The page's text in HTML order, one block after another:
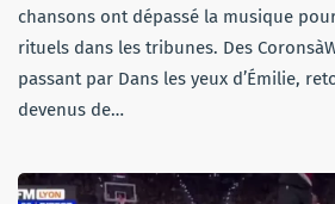
chansons ont dépassé la musique
rituels dans les tribunes. Des
passant par Dans les yeux d’Émilie,
devenus de…